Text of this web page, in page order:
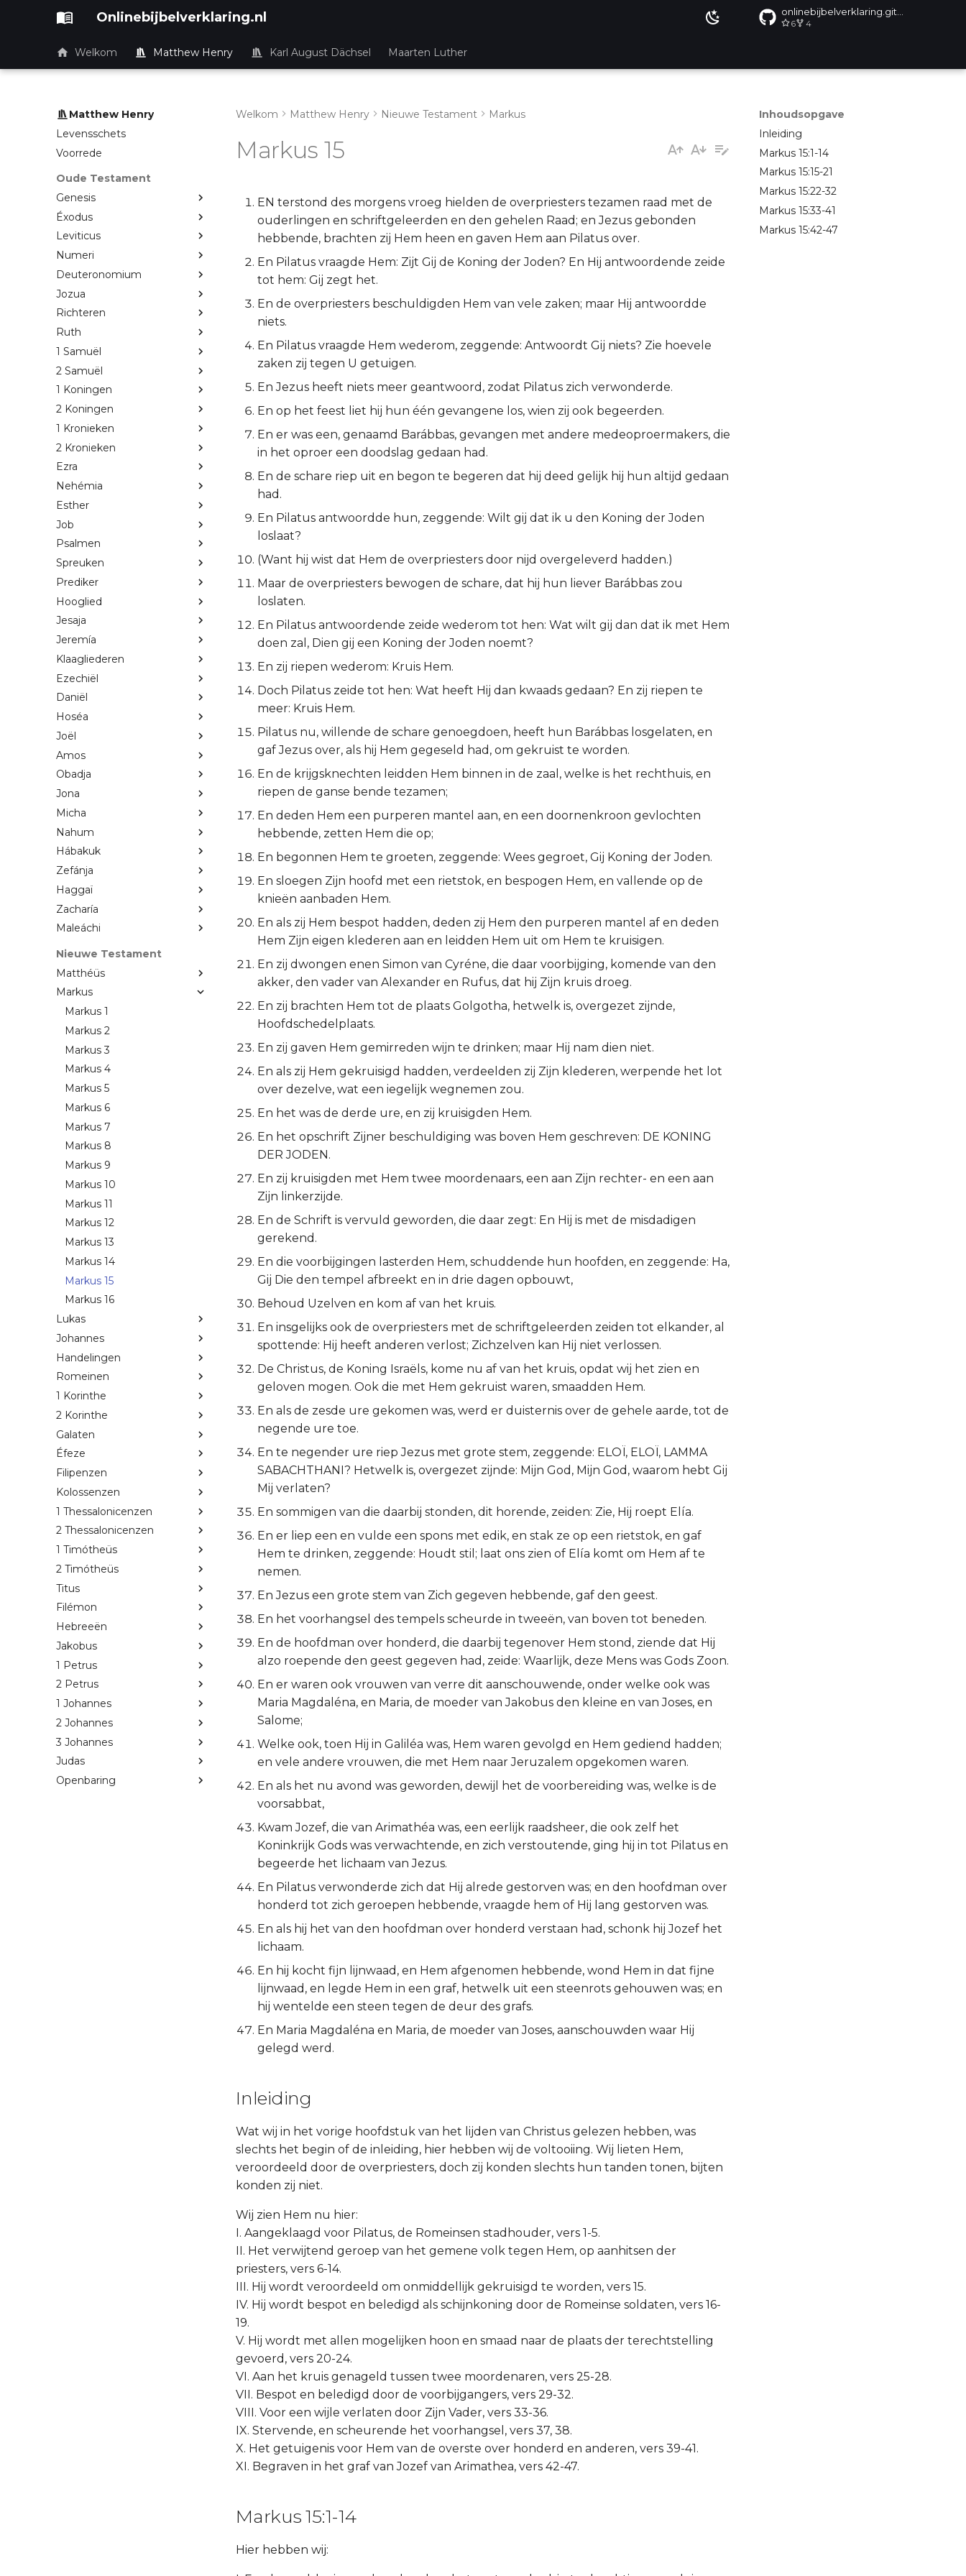
Onlinebijbelverklaring.nl 6 4
Welkom Matthew Henry Karl August Dächsel Maarten Luther
Matthew Henry
Levensschets
Voorrede
Oude Testament
Genesis
Éxodus
Leviticus
Numeri
Deuteronomium
Jozua
Richteren
Ruth
1 Samuël
2 Samuël
1 Koningen
2 Koningen
1 Kronieken
2 Kronieken
Ezra
Nehémia
Esther
Job
Psalmen
Spreuken
Prediker
Hooglied
Jesaja
Jeremía
Klaagliederen
Ezechiël
Daniël
Hoséa
Joël
Amos
Obadja
Jona
Micha
Nahum
Hábakuk
Zefánja
Haggaï
Zacharía
Maleáchi
Nieuwe Testament
Matthéüs
Markus
Markus 1
Markus 2
Markus 3
Markus 4
Markus 5
Markus 6
Markus 7
Markus 8
Markus 9
Markus 10
Markus 11
Markus 12
Markus 13
Markus 14
Markus 15
Markus 16
Lukas
Johannes
Handelingen
Romeinen
1 Korinthe
2 Korinthe
Galaten
Éfeze
Filipenzen
Kolossenzen
1 Thessalonicenzen
2 Thessalonicenzen
1 Timótheüs
2 Timótheüs
Titus
Filémon
Hebreeën
Jakobus
1 Petrus
2 Petrus
1 Johannes
2 Johannes
3 Johannes
Judas
Openbaring
Inhoudsopgave
Inleiding
Markus 15:1-14
Markus 15:15-21
Markus 15:22-32
Markus 15:33-41
Markus 15:42-47
Welkom Matthew Henry Nieuwe Testament Markus
Markus 15
EN terstond des morgens vroeg hielden de overpriesters tezamen raad met de
ouderlingen en schriftgeleerden en den gehelen Raad; en Jezus gebonden
hebbende, brachten zij Hem heen en gaven Hem aan Pilatus over.
En Pilatus vraagde Hem: Zijt Gij de Koning der Joden? En Hij antwoordende zeide
tot hem: Gij zegt het.
En de overpriesters beschuldigden Hem van vele zaken; maar Hij antwoordde
niets.
En Pilatus vraagde Hem wederom, zeggende: Antwoordt Gij niets? Zie hoevele
zaken zij tegen U getuigen.
En Jezus heeft niets meer geantwoord, zodat Pilatus zich verwonderde.
En op het feest liet hij hun één gevangene los, wien zij ook begeerden.
En er was een, genaamd Barábbas, gevangen met andere medeoproermakers, die
in het oproer een doodslag gedaan had.
En de schare riep uit en begon te begeren dat hij deed gelijk hij hun altijd gedaan
had.
En Pilatus antwoordde hun, zeggende: Wilt gij dat ik u den Koning der Joden
loslaat?
(Want hij wist dat Hem de overpriesters door nijd overgeleverd hadden.)
Maar de overpriesters bewogen de schare, dat hij hun liever Barábbas zou
loslaten.
En Pilatus antwoordende zeide wederom tot hen: Wat wilt gij dan dat ik met Hem
doen zal, Dien gij een Koning der Joden noemt?
En zij riepen wederom: Kruis Hem.
Doch Pilatus zeide tot hen: Wat heeft Hij dan kwaads gedaan? En zij riepen te
meer: Kruis Hem.
Pilatus nu, willende de schare genoegdoen, heeft hun Barábbas losgelaten, en
gaf Jezus over, als hij Hem gegeseld had, om gekruist te worden.
En de krijgsknechten leidden Hem binnen in de zaal, welke is het rechthuis, en
riepen de ganse bende tezamen;
En deden Hem een purperen mantel aan, en een doornenkroon gevlochten
hebbende, zetten Hem die op;
En begonnen Hem te groeten, zeggende: Wees gegroet, Gij Koning der Joden.
En sloegen Zijn hoofd met een rietstok, en bespogen Hem, en vallende op de
knieën aanbaden Hem.
En als zij Hem bespot hadden, deden zij Hem den purperen mantel af en deden
Hem Zijn eigen klederen aan en leidden Hem uit om Hem te kruisigen.
En zij dwongen enen Simon van Cyréne, die daar voorbijging, komende van den
akker, den vader van Alexander en Rufus, dat hij Zijn kruis droeg.
En zij brachten Hem tot de plaats Golgotha, hetwelk is, overgezet zijnde,
Hoofdschedelplaats.
En zij gaven Hem gemirreden wijn te drinken; maar Hij nam dien niet.
En als zij Hem gekruisigd hadden, verdeelden zij Zijn klederen, werpende het lot
over dezelve, wat een iegelijk wegnemen zou.
En het was de derde ure, en zij kruisigden Hem.
En het opschrift Zijner beschuldiging was boven Hem geschreven: DE KONING
DER JODEN.
En zij kruisigden met Hem twee moordenaars, een aan Zijn rechter- en een aan
Zijn linkerzijde.
En de Schrift is vervuld geworden, die daar zegt: En Hij is met de misdadigen
gerekend.
En die voorbijgingen lasterden Hem, schuddende hun hoofden, en zeggende: Ha,
Gij Die den tempel afbreekt en in drie dagen opbouwt,
Behoud Uzelven en kom af van het kruis.
En insgelijks ook de overpriesters met de schriftgeleerden zeiden tot elkander, al
spottende: Hij heeft anderen verlost; Zichzelven kan Hij niet verlossen.
De Christus, de Koning Israëls, kome nu af van het kruis, opdat wij het zien en
geloven mogen. Ook die met Hem gekruist waren, smaadden Hem.
En als de zesde ure gekomen was, werd er duisternis over de gehele aarde, tot de
negende ure toe.
En te negender ure riep Jezus met grote stem, zeggende: ELOÏ, ELOÏ, LAMMA
SABACHTHANI? Hetwelk is, overgezet zijnde: Mijn God, Mijn God, waarom hebt Gij
Mij verlaten?
En sommigen van die daarbij stonden, dit horende, zeiden: Zie, Hij roept Elía.
En er liep een en vulde een spons met edik, en stak ze op een rietstok, en gaf
Hem te drinken, zeggende: Houdt stil; laat ons zien of Elía komt om Hem af te
nemen.
En Jezus een grote stem van Zich gegeven hebbende, gaf den geest.
En het voorhangsel des tempels scheurde in tweeën, van boven tot beneden.
En de hoofdman over honderd, die daarbij tegenover Hem stond, ziende dat Hij
alzo roepende den geest gegeven had, zeide: Waarlijk, deze Mens was Gods Zoon.
En er waren ook vrouwen van verre dit aanschouwende, onder welke ook was
Maria Magdaléna, en Maria, de moeder van Jakobus den kleine en van Joses, en
Salome;
Welke ook, toen Hij in Galiléa was, Hem waren gevolgd en Hem gediend hadden;
en vele andere vrouwen, die met Hem naar Jeruzalem opgekomen waren.
En als het nu avond was geworden, dewijl het de voorbereiding was, welke is de
voorsabbat,
Kwam Jozef, die van Arimathéa was, een eerlijk raadsheer, die ook zelf het
Koninkrijk Gods was verwachtende, en zich verstoutende, ging hij in tot Pilatus en
begeerde het lichaam van Jezus.
En Pilatus verwonderde zich dat Hij alrede gestorven was; en den hoofdman over
honderd tot zich geroepen hebbende, vraagde hem of Hij lang gestorven was.
En als hij het van den hoofdman over honderd verstaan had, schonk hij Jozef het
lichaam.
En hij kocht fijn lijnwaad, en Hem afgenomen hebbende, wond Hem in dat fijne
lijnwaad, en legde Hem in een graf, hetwelk uit een steenrots gehouwen was; en
hij wentelde een steen tegen de deur des grafs.
En Maria Magdaléna en Maria, de moeder van Joses, aanschouwden waar Hij
gelegd werd.
Inleiding
Wat wij in het vorige hoofdstuk van het lijden van Christus gelezen hebben, was
slechts het begin of de inleiding, hier hebben wij de voltooiing. Wij lieten Hem,
veroordeeld door de overpriesters, doch zij konden slechts hun tanden tonen, bijten
konden zij niet.
Wij zien Hem nu hier:
I. Aangeklaagd voor Pilatus, de Romeinsen stadhouder, vers 1-5.
II. Het verwijtend geroep van het gemene volk tegen Hem, op aanhitsen der
priesters, vers 6-14.
III. Hij wordt veroordeeld om onmiddellijk gekruisigd te worden, vers 15.
IV. Hij wordt bespot en beledigd als schijnkoning door de Romeinse soldaten, vers 16-
19.
V. Hij wordt met allen mogelijken hoon en smaad naar de plaats der terechtstelling
gevoerd, vers 20-24.
VI. Aan het kruis genageld tussen twee moordenaren, vers 25-28.
VII. Bespot en beledigd door de voorbijgangers, vers 29-32.
VIII. Voor een wijle verlaten door Zijn Vader, vers 33-36.
IX. Stervende, en scheurende het voorhangsel, vers 37, 38.
X. Het getuigenis voor Hem van de overste over honderd en anderen, vers 39-41.
XI. Begraven in het graf van Jozef van Arimathea, vers 42-47.
Markus 15:1-14
Hier hebben wij: